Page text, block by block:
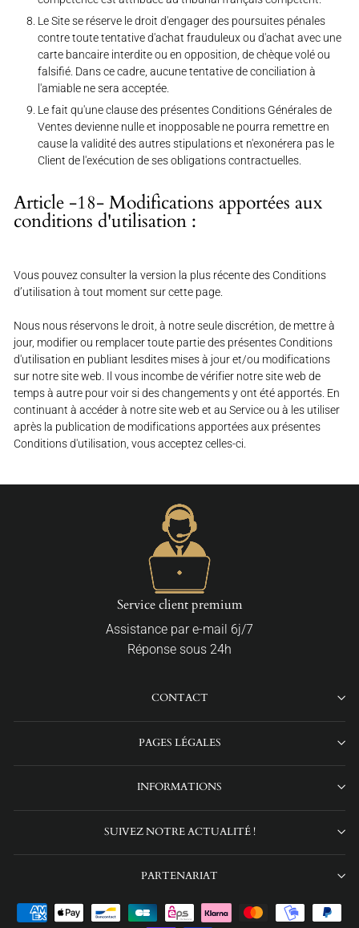
Le Site se réserve le droit d'engager des poursuites pénales
contre toute tentative d'achat frauduleux ou d'achat avec une
carte bancaire interdite ou en opposition, de chèque volé ou
falsifié. Dans ce cadre, aucune tentative de conciliation à
l'amiable ne sera acceptée.
Le fait qu'une clause des présentes Conditions Générales de
Ventes devienne nulle et inopposable ne pourra remettre en
cause la validité des autres stipulations et n'exonérera pas le
Client de l'exécution de ses obligations contractuelles.
Article -18- Modifications apportées aux
conditions d'utilisation :
Vous pouvez consulter la version la plus récente des Conditions
d’utilisation à tout moment sur cette page.
Nous nous réservons le droit, à notre seule discrétion, de mettre à
jour, modifier ou remplacer toute partie des présentes Conditions
d'utilisation en publiant lesdites mises à jour et/ou modifications
sur notre site web. Il vous incombe de vérifier notre site web de
temps à autre pour voir si des changements y ont été apportés. En
continuant à accéder à notre site web et au Service ou à les utiliser
après la publication de modifications apportées aux présentes
Conditions d'utilisation, vous acceptez celles-ci.
Service client premium
Assistance par e-mail 6j/7
Réponse sous 24h
CONTACT
PAGES LÉGALES
INFORMATIONS
SUIVEZ NOTRE ACTUALITÉ !
PARTENARIAT